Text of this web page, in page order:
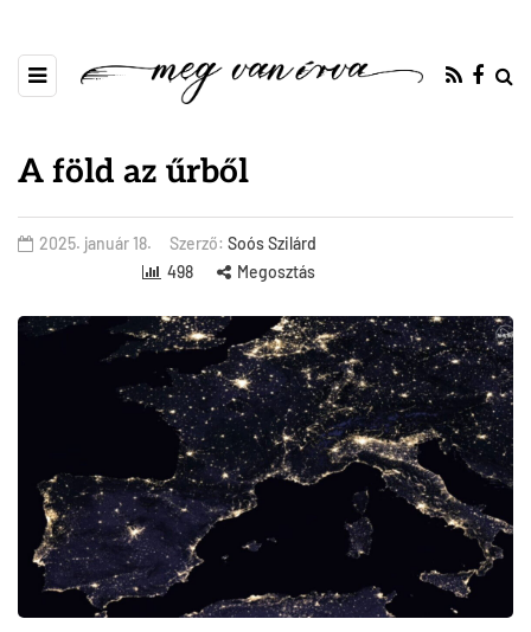
A föld az űrből
2025. január 18. Szerző: Soós Szilárd
498
Megosztás